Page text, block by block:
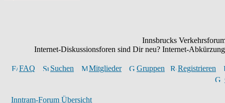
Innsbrucks
Internet-Diskussionsforen sind Dir neu? Internet-
FAQ Suchen Mitglieder Gruppen
Registrieren
Inntram-Forum Übersicht